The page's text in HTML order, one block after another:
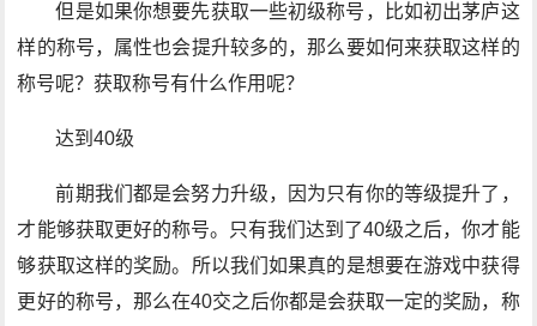
但是如果你想要先获取一些初级称号，比如初出茅庐这
样的称号，属性也会提升较多的，那么要如何来获取这样的
称号呢？获取称号有什么作用呢？
达到40级
前期我们都是会努力升级，因为只有你的等级提升了，
才能够获取更好的称号。只有我们达到了40级之后，你才能
够获取这样的奖励。所以我们如果真的是想要在游戏中获得
更好的称号，那么在40交之后你都是会获取一定的奖励，称